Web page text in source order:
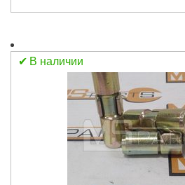
В наличии